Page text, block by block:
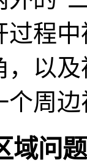
过程
，以
个周
域问题